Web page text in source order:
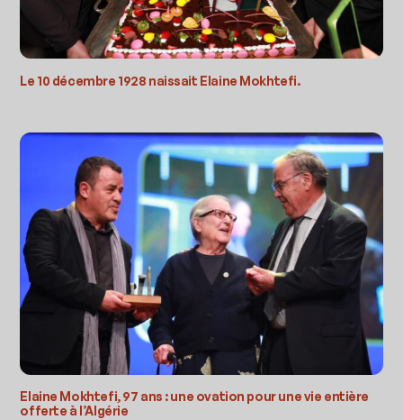
Le 10 décembre 1928 naissait Elaine Mokhtefi.
Elaine Mokhtefi, 97 ans : une ovation pour une vie entière
offerte à l’Algérie